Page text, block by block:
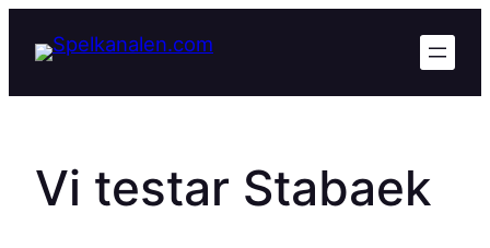
Vi testar Stabaek